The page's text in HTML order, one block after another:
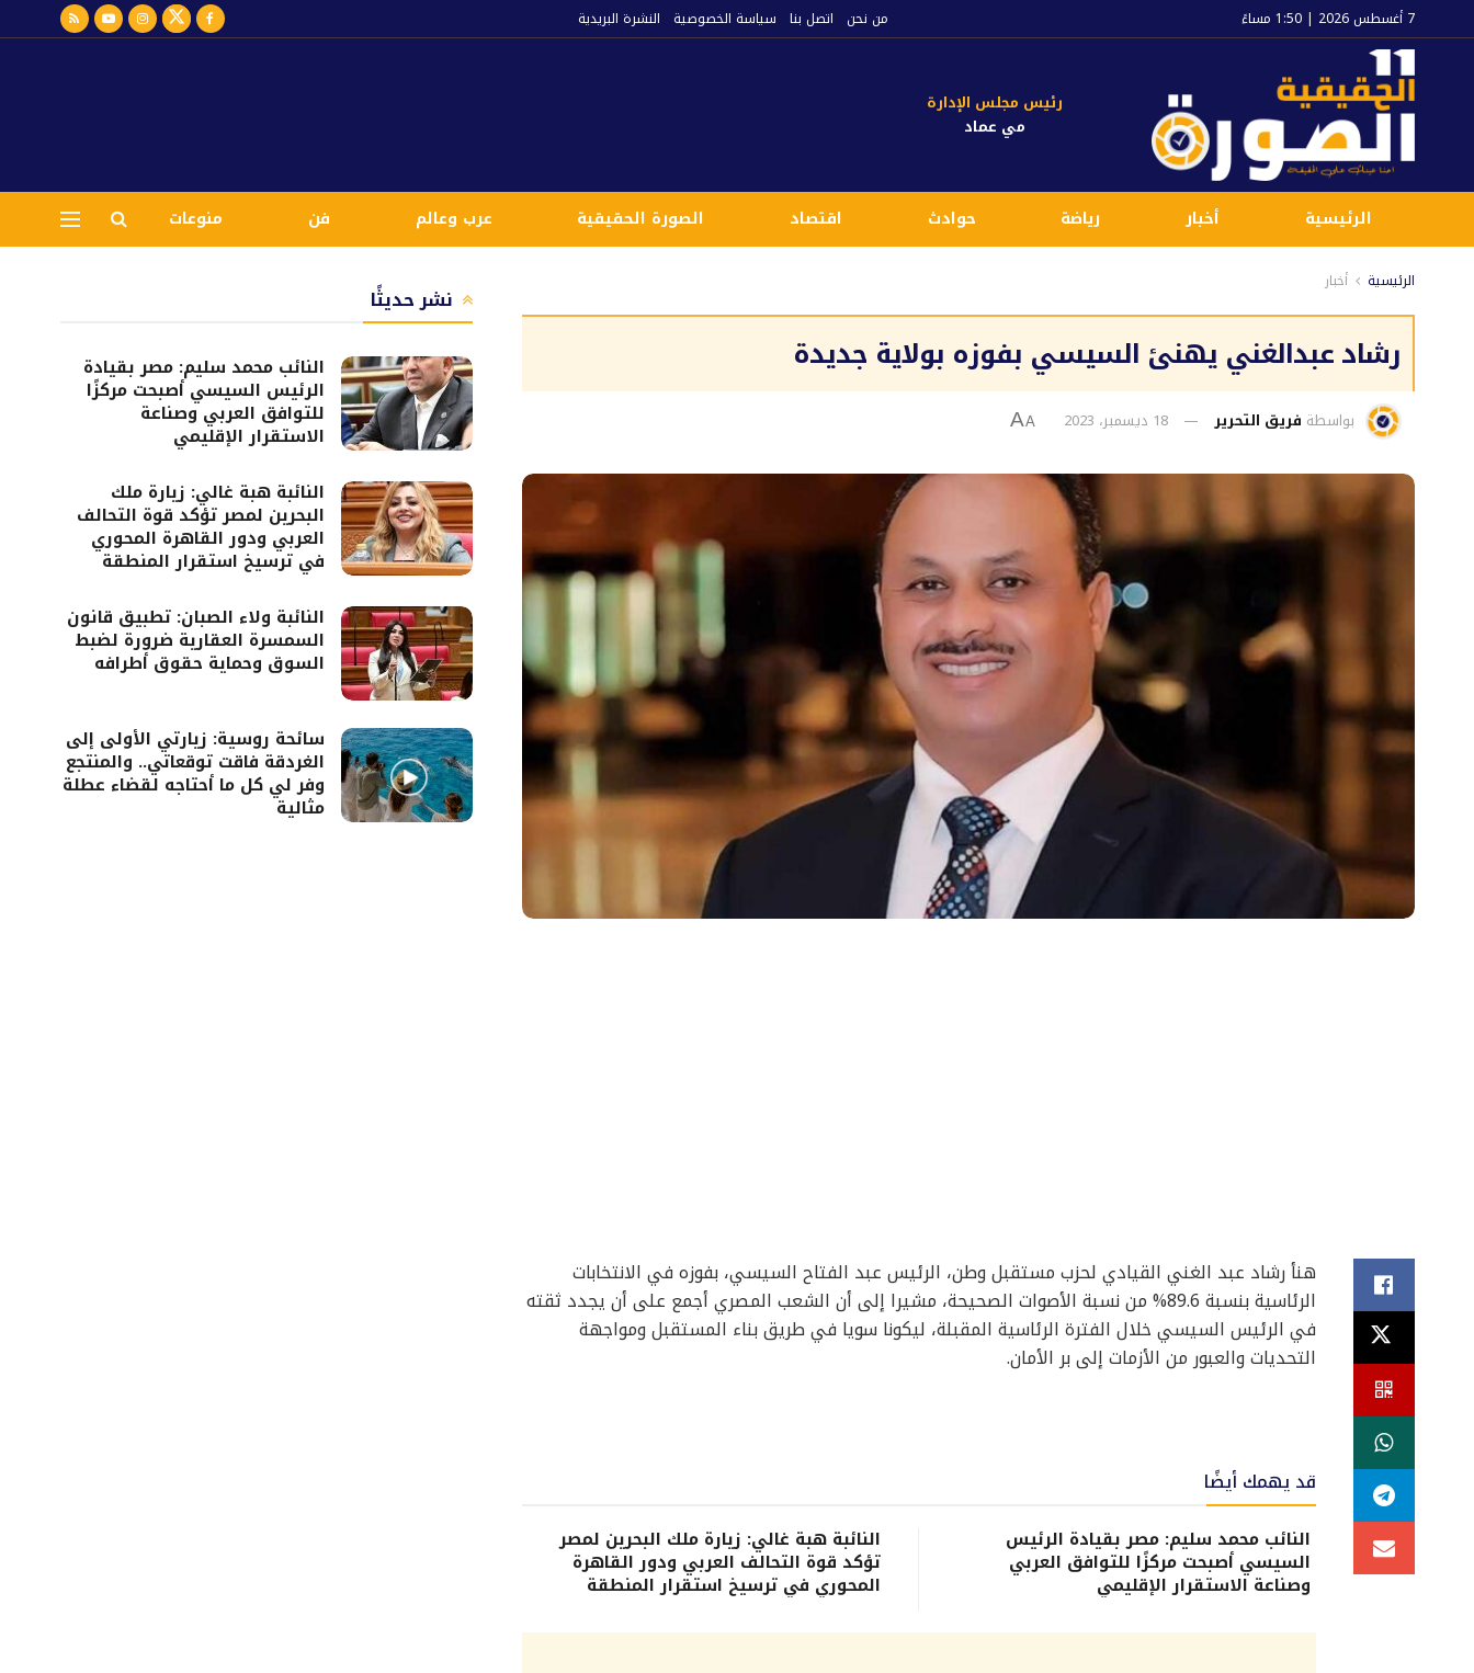
7 أغسطس 2026 | 1:50 مساءً من نحن اتصل بنا سياسة الخصوصية النشرة البريدية
رئيس مجلس الإدارة
مي عماد
الرئيسية أخبار رياضة حوادث اقتصاد الصورة الحقيقية عرب وعالم فن منوعات
الرئيسية أخبار
رشاد عبدالغني يهنئ السيسي بفوزه بولاية جديدة
بواسطة فريق التحرير 18 ديسمبر، 2023 A
A
هنأ رشاد عبد الغني القيادي لحزب مستقبل وطن، الرئيس عبد الفتاح السيسي، بفوزه في الانتخابات
الرئاسية بنسبة 89.6% من نسبة الأصوات الصحيحة، مشيرا إلى أن الشعب المصري أجمع على أن يجدد ثقته
في الرئيس السيسي خلال الفترة الرئاسية المقبلة، ليكونا سويا في طريق بناء المستقبل ومواجهة
التحديات والعبور من الأزمات إلى بر الأمان.
قد يهمك أيضًا
النائب محمد سليم: مصر بقيادة الرئيس
السيسي أصبحت مركزًا للتوافق العربي
وصناعة الاستقرار الإقليمي
النائبة هبة غالي: زيارة ملك البحرين لمصر
تؤكد قوة التحالف العربي ودور القاهرة
المحوري في ترسيخ استقرار المنطقة
نشر حديثًا
النائب محمد سليم: مصر بقيادة
الرئيس السيسي أصبحت مركزًا
للتوافق العربي وصناعة
الاستقرار الإقليمي
النائبة هبة غالي: زيارة ملك
البحرين لمصر تؤكد قوة التحالف
العربي ودور القاهرة المحوري
في ترسيخ استقرار المنطقة
النائبة ولاء الصبان: تطبيق قانون
السمسرة العقارية ضرورة لضبط
السوق وحماية حقوق أطرافه
سائحة روسية: زيارتي الأولى إلى
الغردقة فاقت توقعاتي.. والمنتجع
وفر لي كل ما أحتاجه لقضاء عطلة
مثالية